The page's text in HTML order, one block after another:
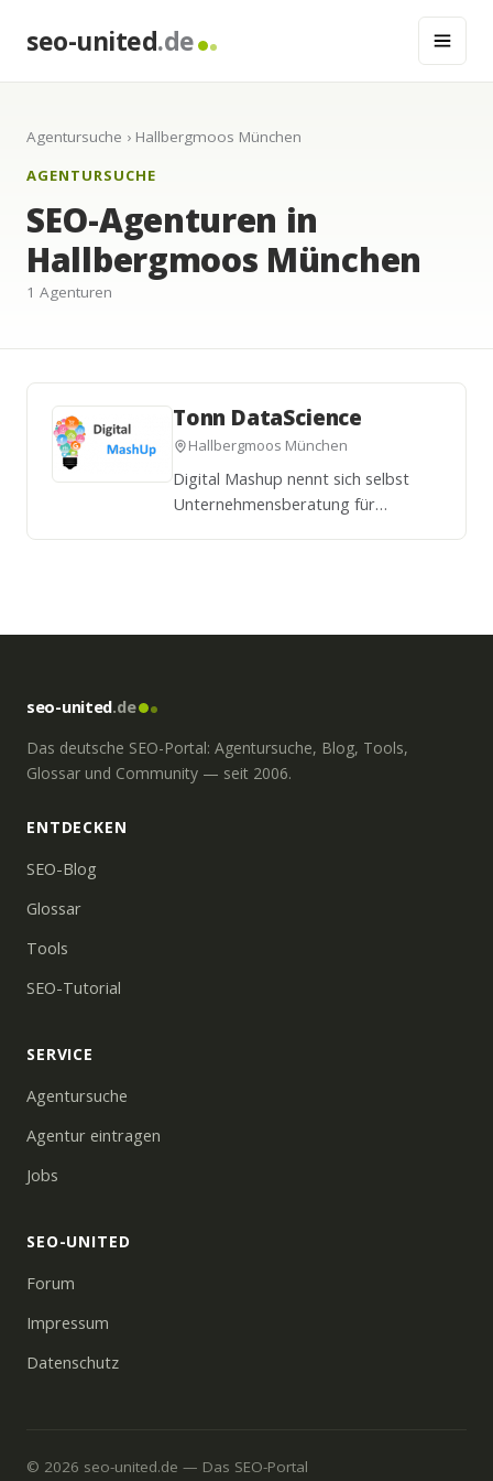
seo-united.de
Agentursuche › Hallbergmoos München
AGENTURSUCHE
SEO-Agenturen in
Hallbergmoos München
1 Agenturen
Tonn DataScience
Hallbergmoos München
Digital Mashup nennt sich selbst
Unternehmensberatung für
seo-united.de
Das deutsche SEO-Portal: Agentursuche, Blog, Tools,
Glossar und Community — seit 2006.
ENTDECKEN
SEO-Blog
Glossar
Tools
SEO-Tutorial
SERVICE
Agentursuche
Agentur eintragen
Jobs
SEO-UNITED
Forum
Impressum
Datenschutz
© 2026 seo-united.de — Das SEO-Portal